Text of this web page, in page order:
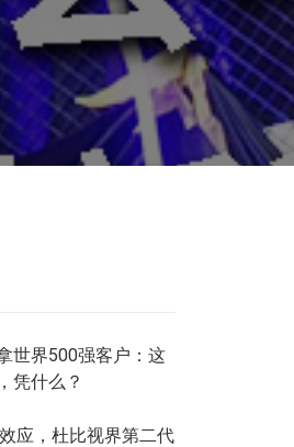
世界500强客户：这
凭什么？
应，杜比视界第二代